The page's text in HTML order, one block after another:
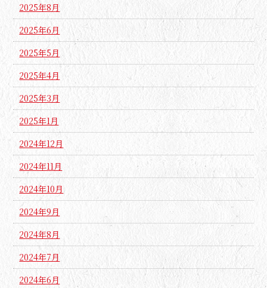
2025年8月
2025年6月
2025年5月
2025年4月
2025年3月
2025年1月
2024年12月
2024年11月
2024年10月
2024年9月
2024年8月
2024年7月
2024年6月